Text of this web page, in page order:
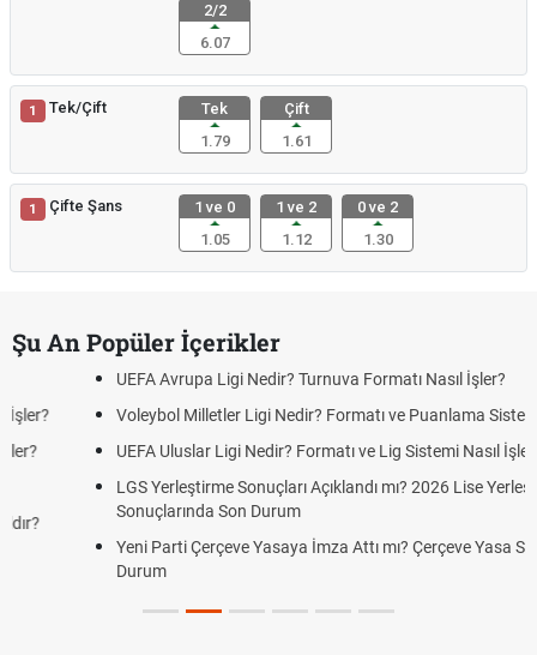
2/2
6.07
1 Tek/Çift
Tek
1.79
Çift
1.61
1 Çifte Şans
1 ve 0
1.05
1 ve 2
1.12
0 ve 2
1.30
Şu An Popüler İçerikler
UEFA Avrupa Ligi Nedir? Turnuva Formatı Nasıl İşler?
Voleybol Milletler Ligi Nedir? Formatı ve Puanlama Sistemi
UEFA Uluslar Ligi Nedir? Formatı ve Lig Sistemi Nasıl İşler?
LGS Yerleştirme Sonuçları Açıklandı mı? 2026 Lise Yerleştirme
Sonuçlarında Son Durum
Yeni Parti Çerçeve Yasaya İmza Attı mı? Çerçeve Yasa Son